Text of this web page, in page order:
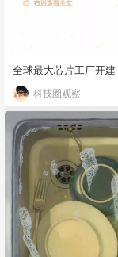
全球最大芯片工厂开建
科技圈观察